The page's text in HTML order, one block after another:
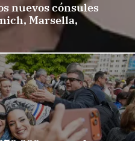
nuevos cónsules
Marsella,